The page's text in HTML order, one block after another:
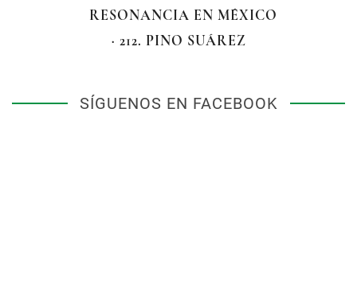
RESONANCIA EN MÉXICO
· 212. PINO SUÁREZ
SÍGUENOS EN FACEBOOK